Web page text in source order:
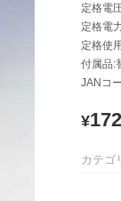
定格電
定格電
定格使
付属品:
JANコ
¥
カテゴ